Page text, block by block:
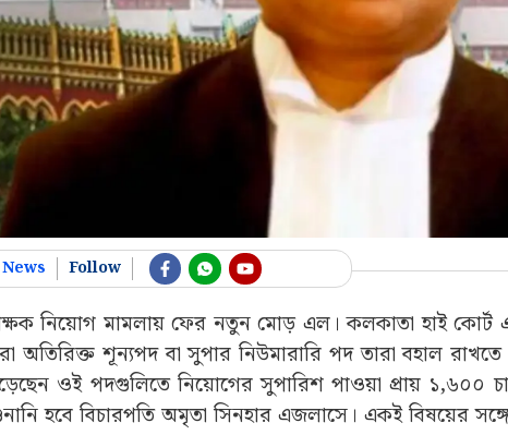
Follow
নিয়োগ মামলায় ফের নতুন মোড় এল। কলকাতা হাই কোর্ট
শূন্যপদ বা সুপার নিউমারারি পদ তারা বহাল রাখতে
ওই পদগুলিতে নিয়োগের সুপারিশ পাওয়া প্রায় ১,৬০০
হবে বিচারপতি অমৃতা সিনহার এজলাসে। একই বিষয়ের